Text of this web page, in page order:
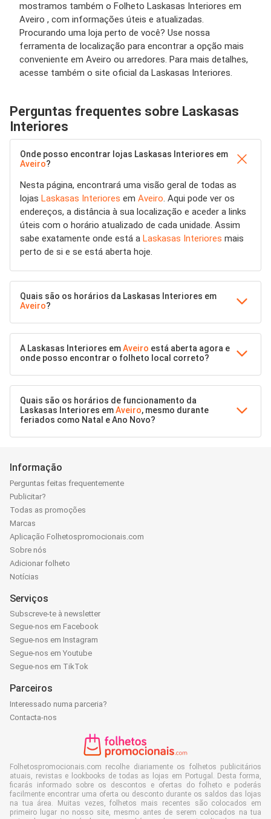
mostramos também o Folheto Laskasas Interiores em
Aveiro , com informações úteis e atualizadas.
Procurando uma loja perto de você? Use nossa
ferramenta de localização para encontrar a opção mais
conveniente em Aveiro ou arredores. Para mais detalhes,
acesse também o site oficial da Laskasas Interiores.
Perguntas frequentes sobre Laskasas
Interiores
Onde posso encontrar lojas Laskasas Interiores em
Aveiro?
Nesta página, encontrará uma visão geral de todas as
lojas Laskasas Interiores em Aveiro. Aqui pode ver os
endereços, a distância à sua localização e aceder a links
úteis com o horário atualizado de cada unidade. Assim
sabe exatamente onde está a Laskasas Interiores mais
perto de si e se está aberta hoje.
Quais são os horários da Laskasas Interiores em
Aveiro?
A Laskasas Interiores emAveiro está aberta agora e
onde posso encontrar o folheto local correto?
Quais são os horários de funcionamento da
Laskasas Interiores emAveiro, mesmo durante
feriados como Natal e Ano Novo?
Informação
Perguntas feitas frequentemente
Publicitar?
Todas as promoções
Marcas
Aplicação Folhetospromocionais.com
Sobre nós
Adicionar folheto
Notícias
Serviços
Subscreve-te à newsletter
Segue-nos em Facebook
Segue-nos em Instagram
Segue-nos em Youtube
Segue-nos em TikTok
Parceiros
Interessado numa parceria?
Contacta-nos
Folhetospromocionais.com recolhe diariamente os folhetos publicitários
atuais, revistas e lookbooks de todas as lojas em Portugal. Desta forma,
ficarás informado sobre os descontos e ofertas do folheto e poderás
facilmente encontrar uma oferta ou desconto durante os saldos das lojas
na tua área. Muitas vezes, folhetos mais recentes são colocados em
primeiro lugar no nosso site, mesmo antes de serem colocados na tua